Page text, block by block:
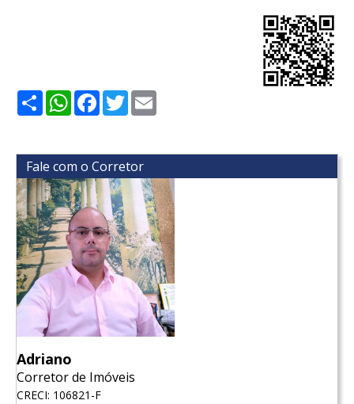
ShareWhatsApp
Facebook
Twitter
Fale com o Corretor
Adriano
Corretor de Imóveis
CRECI: 106821-F